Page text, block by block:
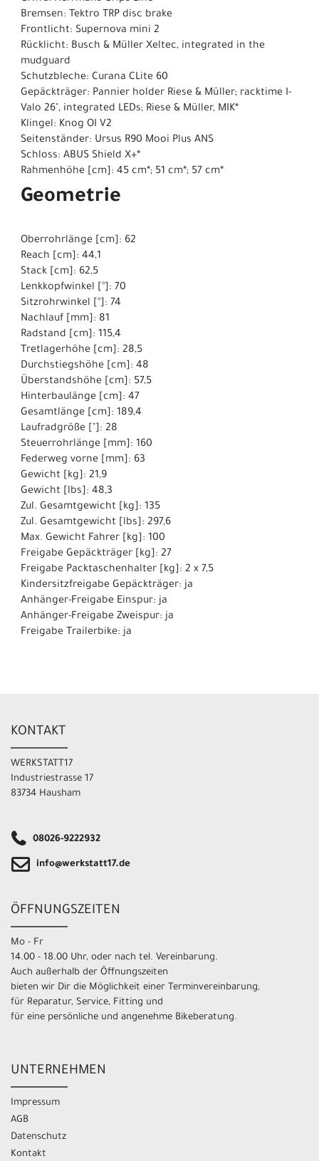
Bremsen: Tektro TRP disc brake
Frontlicht: Supernova mini 2
Rücklicht: Busch & Müller Xeltec, integrated in the
mudguard
Schutzbleche: Curana CLite 60
Gepäckträger: Pannier holder Riese & Müller; racktime I-
Valo 26", integrated LEDs; Riese & Müller, MIK*
Klingel: Knog OI V2
Seitenständer: Ursus R90 Mooi Plus ANS
Schloss: ABUS Shield X+*
Rahmenhöhe [cm]: 45 cm*; 51 cm*; 57 cm*
Geometrie
Oberrohrlänge [cm]: 62
Reach [cm]: 44,1
Stack [cm]: 62,5
Lenkkopfwinkel [°]: 70
Sitzrohrwinkel [°]: 74
Nachlauf [mm]: 81
Radstand [cm]: 115,4
Tretlagerhöhe [cm]: 28,5
Durchstiegshöhe [cm]: 48
Überstandshöhe [cm]: 57,5
Hinterbaulänge [cm]: 47
Gesamtlänge [cm]: 189,4
Laufradgröße ["]: 28
Steuerrohrlänge [mm]: 160
Federweg vorne [mm]: 63
Gewicht [kg]: 21,9
Gewicht [lbs]: 48,3
Zul. Gesamtgewicht [kg]: 135
Zul. Gesamtgewicht [lbs]: 297,6
Max. Gewicht Fahrer [kg]: 100
Freigabe Gepäckträger [kg]: 27
Freigabe Packtaschenhalter [kg]: 2 x 7,5
Kindersitzfreigabe Gepäckträger: ja
Anhänger-Freigabe Einspur: ja
Anhänger-Freigabe Zweispur: ja
Freigabe Trailerbike: ja
KONTAKT
WERKSTATT17
Industriestrasse 17
83734 Hausham
08026-9222932
info@werkstatt17.de
ÖFFNUNGSZEITEN
Mo - Fr
14.00 - 18.00 Uhr, oder nach tel. Vereinbarung.
Auch außerhalb der Öffnungszeiten
bieten wir Dir die Möglichkeit einer Terminvereinbarung,
für Reparatur, Service, Fitting und
für eine persönliche und angenehme Bikeberatung.
UNTERNEHMEN
Impressum
AGB
Datenschutz
Kontakt